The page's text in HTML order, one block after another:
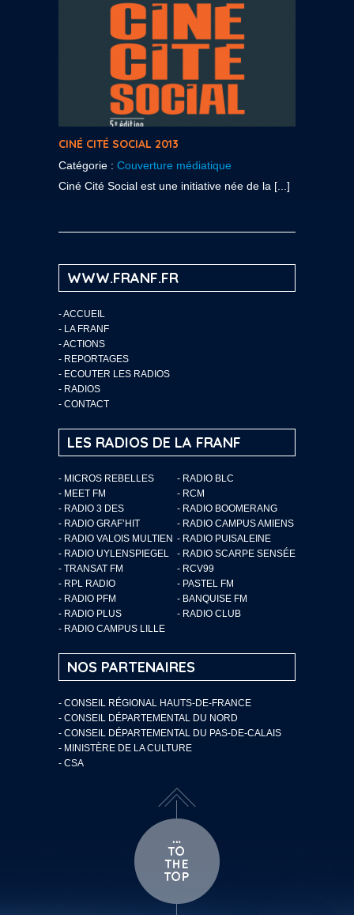
CINÉ CITÉ SOCIAL 2013
Catégorie : Couverture médiatique
Ciné Cité Social est une initiative née de la [...]
WWW.FRANF.FR
-ACCUEIL
- LA FRANF
-ACTIONS
- REPORTAGES
- ECOUTER LES RADIOS
- RADIOS
- CONTACT
LES RADIOS DE LA FRANF
- MICROS REBELLES
- RADIO BLC
- MEET FM
- RCM
- RADIO 3 DES
- RADIO BOOMERANG
- RADIO GRAF’HIT
- RADIO CAMPUS AMIENS
- RADIO VALOIS MULTIEN - RADIO PUISALEINE
- RADIO UYLENSPIEGEL
- RADIO SCARPE SENSÉE
- TRANSAT FM
- RCV99
- RPL RADIO
- PASTEL FM
- RADIO PFM
- BANQUISE FM
- RADIO PLUS
- RADIO CLUB
- RADIO CAMPUS LILLE
NOS PARTENAIRES
- CONSEIL RÉGIONAL HAUTS-DE-FRANCE
- CONSEIL DÉPARTEMENTAL DU NORD
- CONSEIL DÉPARTEMENTAL DU PAS-DE-CALAIS
- MINISTÈRE DE LA CULTURE
- CSA